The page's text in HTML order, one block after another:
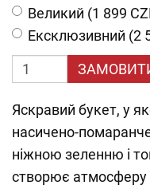
Великий (1 899
Ексклюзивний (2
Яскравий букет, у
насичено-
ніжною зеленню і
створює атмосферу